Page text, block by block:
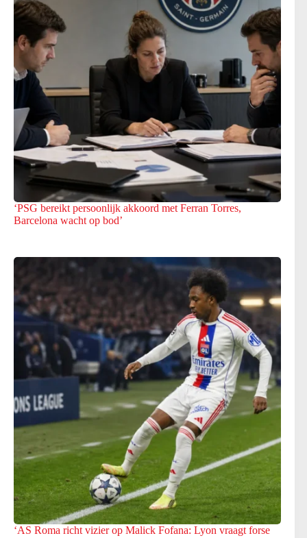
‘PSG bereikt persoonlijk akkoord met Ferran Torres,
Barcelona wacht op bod’
‘AS Roma richt vizier op Malick Fofana: Lyon vraagt forse